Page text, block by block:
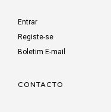
Entrar
Registe-se
Boletim E-mail
CONTACTO